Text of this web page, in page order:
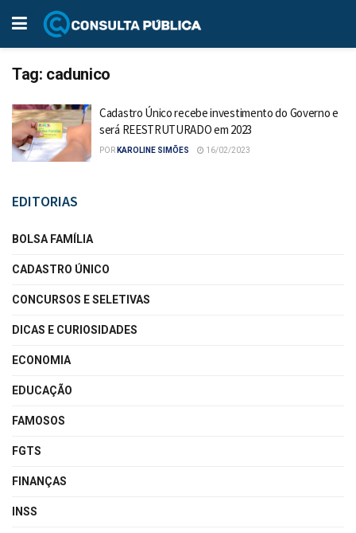
Tag: cadunico
Cadastro Único recebe investimento do Governo e
será REESTRUTURADO em 2023
POR KAROLINE SIMÕES 16/02/2023
EDITORIAS
BOLSA FAMÍLIA
CADASTRO ÚNICO
CONCURSOS E SELETIVAS
DICAS E CURIOSIDADES
ECONOMIA
EDUCAÇÃO
FAMOSOS
FGTS
FINANÇAS
INSS